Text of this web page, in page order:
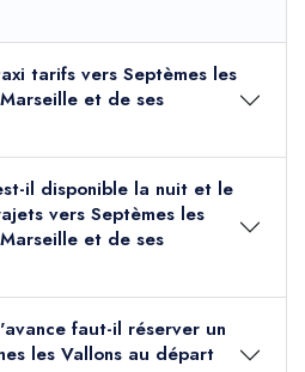
tarifs vers Septèmes les
et de ses
il disponible la nuit et le
vers Septèmes les
et de ses
faut-il réserver un
les Vallons au départ